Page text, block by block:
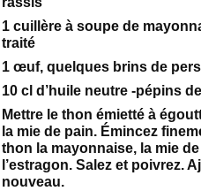
1 cuillère à soupe de
traité
1 œuf, quelques brins de
10 cl d’huile neutre -pépins
Mettre le thon émietté à
la mie de pain. Émincez
thon la mayonnaise, la mie
l’estragon. Salez et poivrez.
nouveau.